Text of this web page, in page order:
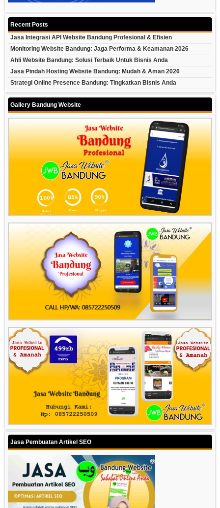
Recent Posts
Jasa Integrasi API Website Bandung Profesional & Efisien
Monitoring Website Bandung: Jaga Performa & Keamanan 2026
Ahli Website Bandung: Solusi Terbaik Untuk Bisnis Anda
Jasa Pindah Hosting Website Bandung: Mudah & Aman 2026
Strategi Online Presence Bandung: Tingkatkan Bisnis Anda
Gallery Bandung Website
Jasa Pembuatan Artikel SEO